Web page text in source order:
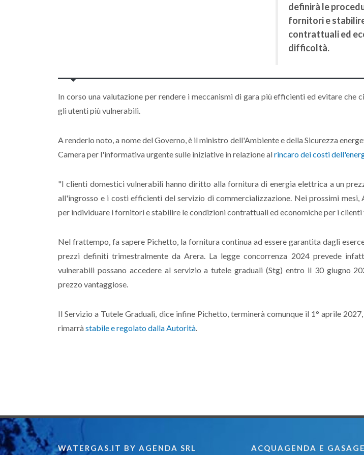
definirà le
fornitori e
contrattuali ed
difficoltà.
In corso una valutazione per rendere i meccanismi di gara più efficienti ed evitare che
gli utenti più vulnerabili.
A renderlo noto, a nome del Governo, è il ministro dell'Ambiente e della Sicurezza
Camera per l'informativa urgente sulle iniziative in relazione alrincaro dei costi
"I clienti domestici vulnerabili hanno diritto alla fornitura di energia elettrica a un
all'ingrosso e i costi efficienti del servizio di commercializzazione. Nei prossimi mesi,
per individuare i fornitori e stabilire le condizioni contrattuali ed economiche per i
Nel frattempo, fa sapere Pichetto, la fornitura continua ad essere garantita dagli
prezzi definiti trimestralmente da Arera. La legge concorrenza 2024 prevede
vulnerabili possano accedere al servizio a tutele graduali (Stg) entro il 30 giugno
prezzo vantaggiose.
Il Servizio a Tutele Graduali, dice infine Pichetto, terminerà comunque il 1° aprile
rimarràstabile e regolato dalla Autorità.
WATERGAS.IT BY AGENDA SRL ACQUAGENDA E